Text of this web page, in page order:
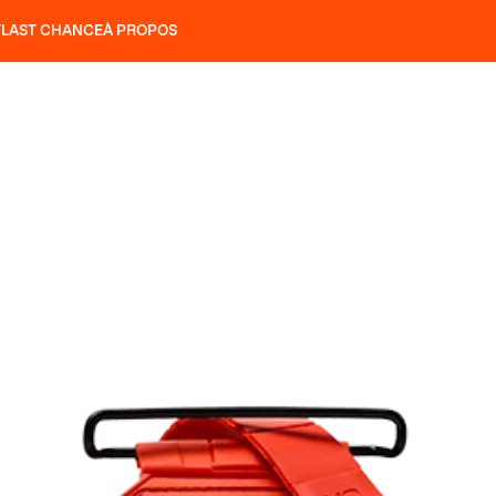
SLAP 112
SLAP 92 SLAP 92
UBAC 102 UBAC
LAST CHANCEÀ PROPOS
RECHERCHER